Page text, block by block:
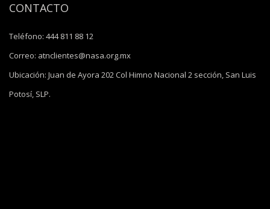
CONTACTO
Teléfono: 444 811 88 12
Correo: atnclientes@nasa.org.mx
Ubicación: Juan de Ayora 202 Col Himno Nacional 2 sección, San Luis
Potosí, SLP.